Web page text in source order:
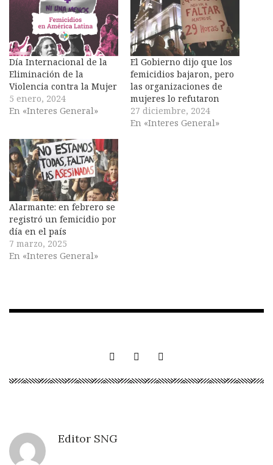
Día Internacional de la
Eliminación de la
Violencia contra la Mujer
5 enero, 2024
En «Interes General»
El Gobierno dijo que los
femicidios bajaron, pero
las organizaciones de
mujeres lo refutaron
27 diciembre, 2024
En «Interes General»
Alarmante: en febrero se
registró un femicidio por
día en el país
7 marzo, 2025
En «Interes General»
Editor SNG